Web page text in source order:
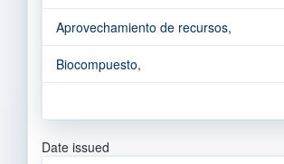
Aprovechamiento de recursos,
Biocompuesto,
Date issued